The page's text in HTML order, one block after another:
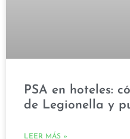
PSA en hoteles:
de Legionella y
LEER MÁS »